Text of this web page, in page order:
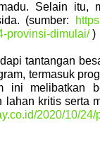
Selain itu,
(sumber:
provinsi-dimulai/)
tantangan
termasuk
ini melibatkan
kritis serta
2020/10/